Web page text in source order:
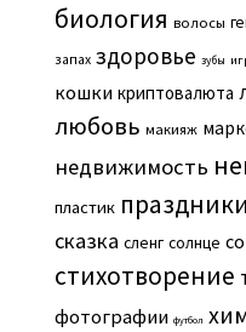
биология волосы
запах здоровье зубы
кошки криптовалюта
любовь макияж
недвижимость
пластик праздники
сказка сленг солнце
стихотворение
фотографии футбол